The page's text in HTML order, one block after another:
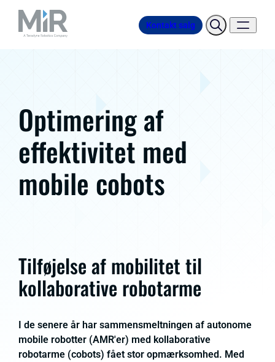
Kontakt salg
Optimering af
effektivitet med
mobile cobots
Tilføjelse af mobilitet til
kollaborative robotarme
I de senere år har sammensmeltningen af autonome
mobile robotter (AMR'er) med kollaborative
robotarme (cobots) fået stor opmærksomhed. Med